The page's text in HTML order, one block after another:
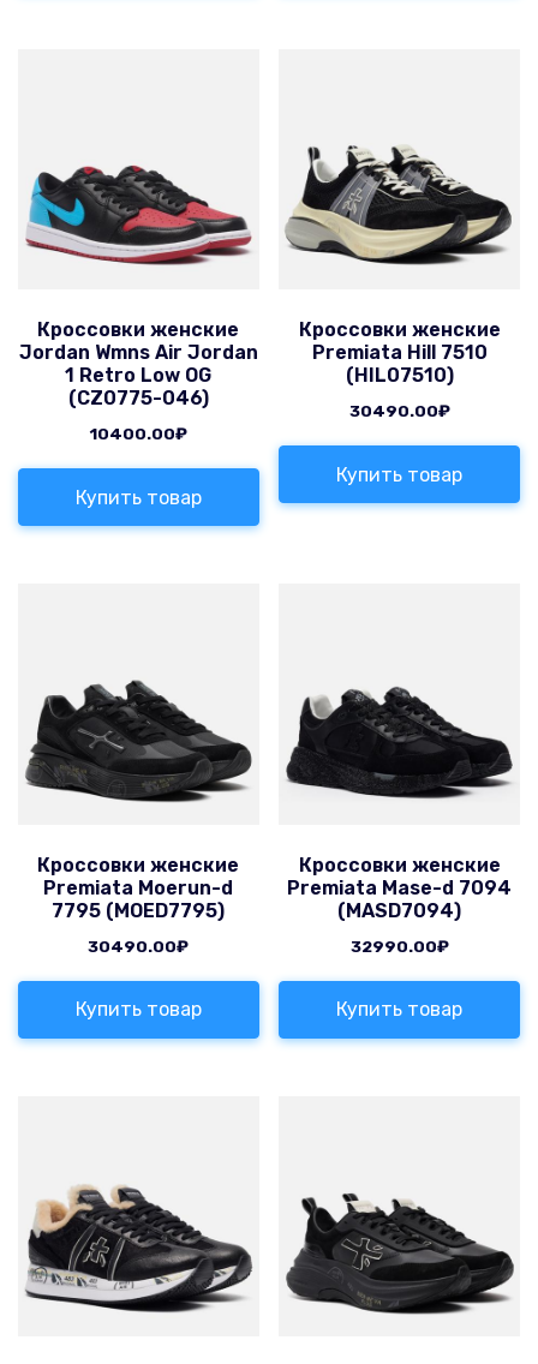
Кроссовки женские
Jordan Wmns Air Jordan
1 Retro Low OG
(CZ0775-046)
10400.00₽
Купить товар
Кроссовки женские
Premiata Hill 7510
(HIL07510)
30490.00₽
Купить товар
Кроссовки женские
Premiata Moerun-d
7795 (MOED7795)
30490.00₽
Купить товар
Кроссовки женские
Premiata Mase-d 7094
(MASD7094)
32990.00₽
Купить товар